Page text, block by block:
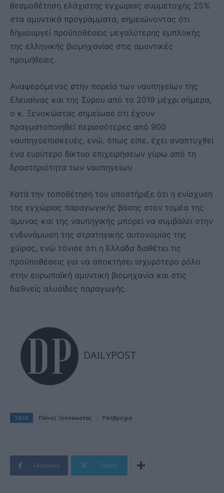
θεσμοθέτηση ελάχιστης εγχώριας συμμετοχής 25%
στα αμυντικά προγράμματα, σημειώνοντας ότι
δημιουργεί προϋποθέσεις μεγαλύτερης εμπλοκής
της ελληνικής βιομηχανίας στις αμυντικές
προμήθειες.
Αναφερόμενος στην πορεία των ναυπηγείων της
Ελευσίνας και της Σύρου από το 2019 μέχρι σήμερα,
ο κ. Ξενοκώστας σημείωσε ότι έχουν
πραγματοποιηθεί περισσότερες από 900
ναυπηγοεπισκευές, ενώ, όπως είπε, έχει αναπτυχθεί
ένα ευρύτερο δίκτυο επιχειρήσεων γύρω από τη
δραστηριότητα των ναυπηγείων.
Κατά την τοποθέτησή του υποστήριξε ότι η ενίσχυση
της εγχώριας παραγωγικής βάσης στον τομέα της
άμυνας και της ναυπηγικής μπορεί να συμβάλει στην
ενδυνάμωση της στρατηγικής αυτονομίας της
χώρας, ενώ τόνισε ότι η Ελλάδα διαθέτει τις
προϋποθέσεις για να αποκτήσει ισχυρότερο ρόλο
στην ευρωπαϊκή αμυντική βιομηχανία και στις
διεθνείς αλυσίδες παραγωγής.
DAILYPOST
TAGS Πάνος Ξενοκώστας Υποβρύχιο
Facebook Twitter